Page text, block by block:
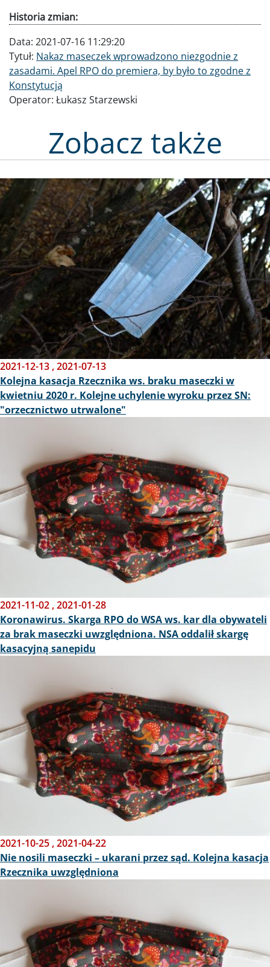
Historia zmian:
Data: 2021-07-16 11:29:20
Tytuł: Nakaz maseczek wprowadzono niezgodnie z
zasadami. Apel RPO do premiera, by było to zgodne z
Konstytucją
Operator: Łukasz Starzewski
Zobacz także
Obraz
2021-12-13 ,2021-07-13
Kolejna kasacja Rzecznika ws. braku maseczki w
kwietniu 2020 r. Kolejne uchylenie wyroku przez SN:
"orzecznictwo utrwalone"
2021-11-02 ,2021-01-28
Koronawirus. Skarga RPO do WSA ws. kar dla obywateli
za brak maseczki uwzględniona. NSA oddalił skargę
kasacyjną sanepidu
2021-10-25 ,2021-04-22
Nie nosili maseczki – ukarani przez sąd. Kolejna kasacja
Rzecznika uwzględniona